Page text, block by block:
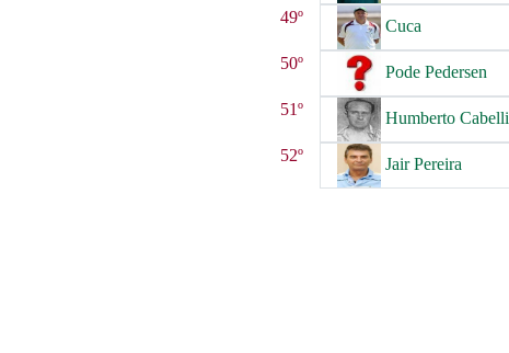
49º Cuca
50º Pode Pedersen
51º Humberto Cabelli
52º Jair Pereira